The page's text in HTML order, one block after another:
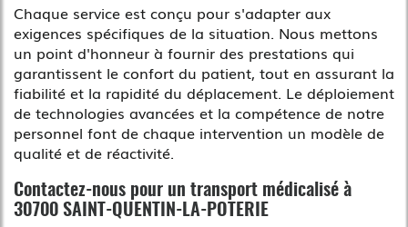
Chaque service est conçu pour s'adapter aux
exigences spécifiques de la situation. Nous mettons
un point d'honneur à fournir des prestations qui
garantissent le confort du patient, tout en assurant la
fiabilité et la rapidité du déplacement. Le déploiement
de technologies avancées et la compétence de notre
personnel font de chaque intervention un modèle de
qualité et de réactivité.
Contactez-nous pour un transport médicalisé à
30700 SAINT-QUENTIN-LA-POTERIE